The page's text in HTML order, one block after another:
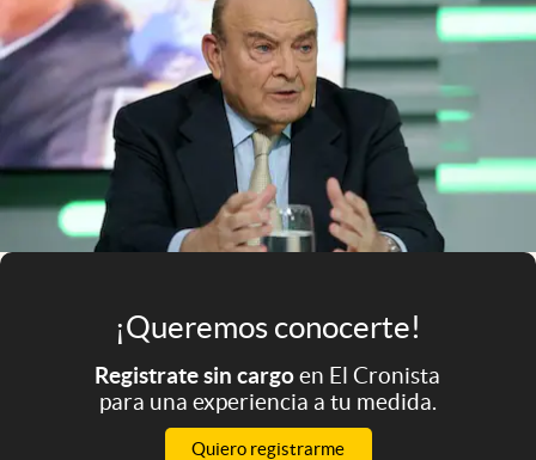
El Cronista Studio
abre en nueva pestaña
Argentina
¡Queremos conocerte!
Registrate sin cargoen El Cronista
para una experiencia a tu medida.
Quiero registrarme